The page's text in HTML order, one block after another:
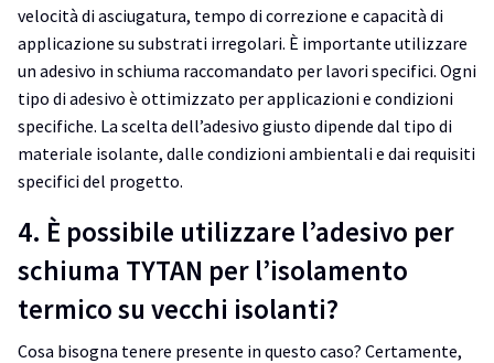
velocità di asciugatura, tempo di correzione e capacità di
applicazione su substrati irregolari. È importante utilizzare
un adesivo in schiuma raccomandato per lavori specifici. Ogni
tipo di adesivo è ottimizzato per applicazioni e condizioni
specifiche. La scelta dell’adesivo giusto dipende dal tipo di
materiale isolante, dalle condizioni ambientali e dai requisiti
specifici del progetto.
4. È possibile utilizzare l’adesivo per
schiuma TYTAN per l’isolamento
termico su vecchi isolanti?
Cosa bisogna tenere presente in questo caso? Certamente,